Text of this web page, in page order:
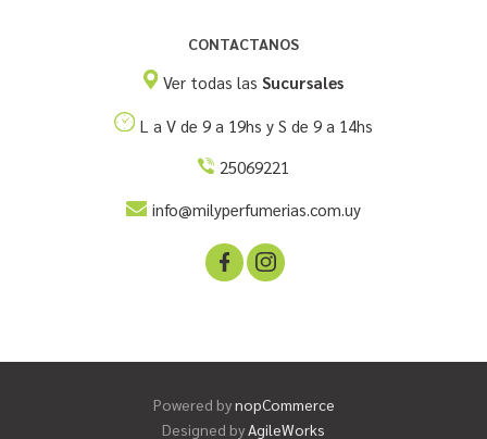
CONTACTANOS
Ver todas las Sucursales
L a V de 9 a 19hs y S de 9 a 14hs
25069221
info@milyperfumerias.com.uy
Powered bynopCommerce
Designed byAgileWorks